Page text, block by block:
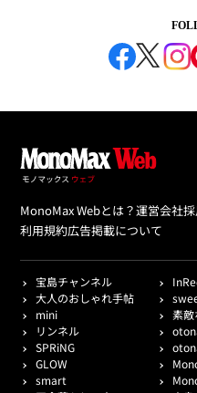
MonoMax Webとは？運営会社
利用規約広告掲載について
宝島チャンネル
大人のおしゃれ手帖
mini
素敵
リンネル
SPRiNG
GLOW
smart